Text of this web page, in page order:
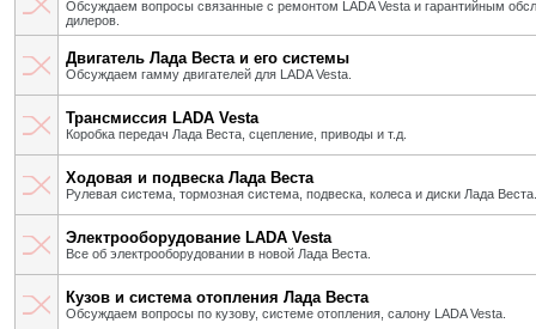
Обсуждаем вопросы связанные с ремонтом LADA Vesta и гарантийным
дилеров.
Двигатель Лада Веста и его системы
Обсуждаем гамму двигателей для LADA Vesta.
Трансмиссия LADA Vesta
Коробка передач Лада Веста, сцепление, приводы и т.д.
Ходовая и подвеска Лада Веста
Рулевая система, тормозная система, подвеска, колеса и диски Лада Веста.
Электрооборудование LADA Vesta
Все об электрооборудовании в новой Лада Веста.
Кузов и система отопления Лада Веста
Обсуждаем вопросы по кузову, системе отопления, салону LADA Vesta.